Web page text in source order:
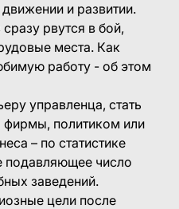
и развитии.
рвутся в бой,
места. Как
работу - об этом
управленца, стать
политиком или
– по статистике
подавляющее число
заведений.
цели после